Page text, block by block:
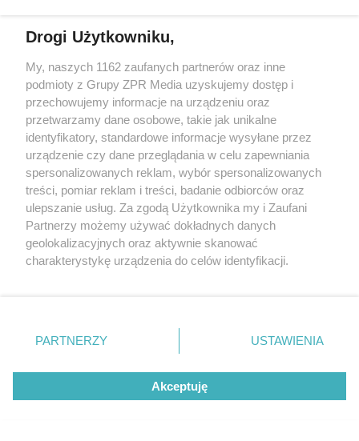
MUZYKA
"ESKA Hity na Czasie" – playlista,
która rozkręci każdą chwilę
Drogi Użytkowniku,
My, naszych 1162 zaufanych partnerów oraz inne
podmioty z Grupy ZPR Media uzyskujemy dostęp i
przechowujemy informacje na urządzeniu oraz
przetwarzamy dane osobowe, takie jak unikalne
identyfikatory, standardowe informacje wysyłane przez
urządzenie czy dane przeglądania w celu zapewniania
spersonalizowanych reklam, wybór spersonalizowanych
treści, pomiar reklam i treści, badanie odbiorców oraz
ulepszanie usług. Za zgodą Użytkownika my i Zaufani
Partnerzy możemy używać dokładnych danych
geolokalizacyjnych oraz aktywnie skanować
charakterystykę urządzenia do celów identyfikacji.
zmienić/wycofać klikając przycisk ustawień prywatności
znajdujący się w lewym dolnym rogu strony
rodzaje przetwarzania danych nie wymagają zgody
użytkownika, ale masz prawo sprzeciwić się takiemu
przetwarzaniu. Preferencje będą miały zastosowanie tylko
PARTNERZY USTAWIENIA
Akceptuję